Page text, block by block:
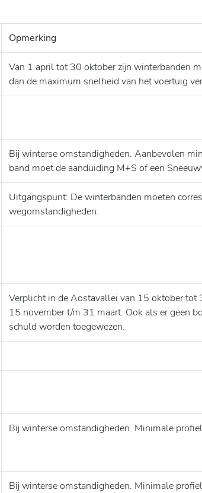
Opmerking
Van 1 april tot 30 oktober zijn winterbanden
dan de maximum snelheid van het voertuig
Bij winterse omstandigheden. Aanbevolen
band moet de aanduiding M+S of een
Uitgangspunt: De winterbanden moeten
wegomstandigheden.
Verplicht in de Aostavallei van 15 oktober tot
15 november t/m 31 maart. Ook als er geen
schuld worden toegewezen.
Bij winterse omstandigheden. Minimale
Bij winterse omstandigheden. Minimale